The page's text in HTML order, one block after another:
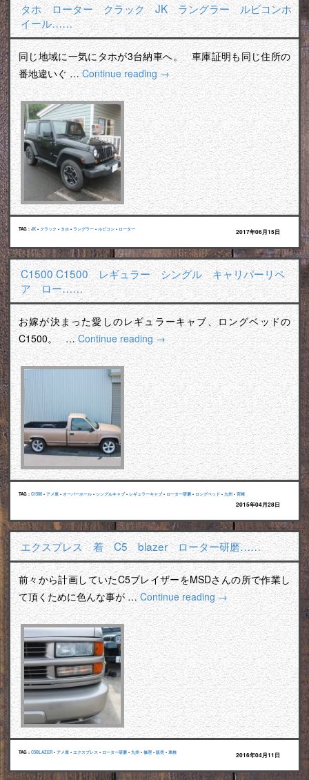
タホ ローター クラック JK ラングラー ルビコンホ
イール……
同じ地域に一気にタホが3台納車へ。 車庫証明も同じ住所の
番地違いぐ …Continue reading→
TAG : JK • クラック • タホ • ラングラー • ルビコン • ローター 2017年06月15日
C1500 C1500 レギュラー シングル キャリパーリペ
ア ロー……
お嫁が決まった愛しのレギュラーキャブ、ロングベッドの
C1500。 …Continue reading→
TAG : C1500 • アメ車 • オーバーホール • シングルキャブ• レギュラーキャブ• ローター研磨 • ロングベッド • 九州 • 宮崎
2015年04月28日
エクスプレス 着 C5 blazer ローター研磨……
前々から計画していたC5ブレイザーをMSDさんの所で作業し
て頂くために色んな事が …Continue reading→
TAG : C5BLAZER • アメ車 • エクスプレス • ローター研磨 • 九州 • 修理 • 販売 • 車検 2016年04月11日